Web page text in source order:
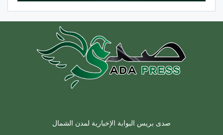
صدى بريس البوابة الإخبارية لمدن الشمال